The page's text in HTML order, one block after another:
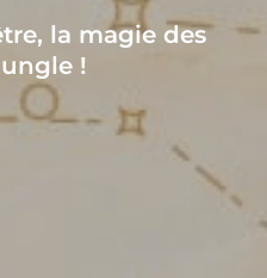
la magie des
!